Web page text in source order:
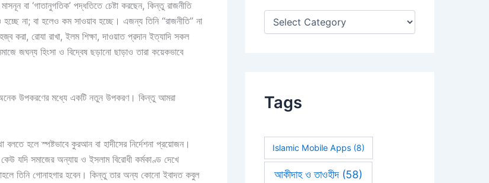
বা ‘গাতানুগতিক’ পদ্ধতিতে চেষ্টা করছেন, কিন্তু রাজনীতি
না; বা হলেও কম সাওয়াব হচ্ছে। এজন্য তিনি “রাজনীতি” না
করা, রোযা রাখা, ইলম শিক্ষা, দাওয়াত প্রদান ইত্যাদি সকল
জঘন্য হিংসা ও বিদ্বেষ ছড়ানো ছাড়াও তারা কয়েকভাবে
অনেক উপকরণের মধ্যে একটি নতুন উপকরণ। কিন্তু আমরা
হলে স্পষ্টভাবে কুরআন বা হাদীসের নির্দেশনা প্রয়োজন।
যদি সমাজের অন্যায় ও ইসলাম বিরোধী কর্মকাণ্ড দেখে
তিনি গোনাহগার হবেন। কিন্তু তার অন্য কোনো ইবাদত কবুল
:
Tags
Islamic Mobile Apps(8)
আকীদাহ ও তাওহীদ(58)